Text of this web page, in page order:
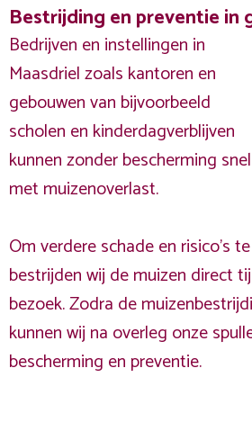
Bestrijding en preventie in
Bedrijven en instellingen in
Maasdriel zoals kantoren en
gebouwen van bijvoorbeeld
scholen en kinderdagverblijven
kunnen zonder bescherming
met muizenoverlast.
Om verdere schade en risico's
bestrijden wij de muizen direct
bezoek. Zodra de
kunnen wij na overleg onze
bescherming en preventie.